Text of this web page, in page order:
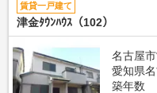
賃貸一戸建て
津金ﾀｳﾝﾊｳｽ（102）
名古屋
愛知県
築年数